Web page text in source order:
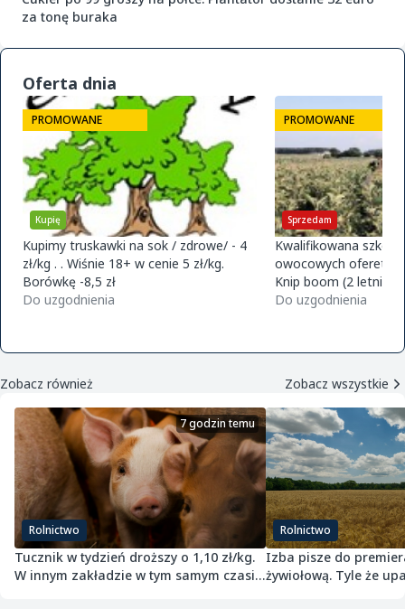
za tonę buraka
Oferta dnia
Kupię
PROMOWANE
Kupimy truskawki na sok / zdrowe/ - 4
zł/kg . . Wiśnie 18+ w cenie 5 zł/kg.
Borówkę -8,5 zł
Do uzgodnienia
Sprzedam
PROMOWANE
Kwalifikowana
owocowych ofereta
Knip boom (2 letnie)
golden m9 -jeronimo
Do uzgodnienia
Zobacz również Zobacz wszystkie
Rolnictwo
7 godzin temu
Tucznik w tydzień droższy o 1,10 zł/kg.
W innym zakładzie w tym samym czasie
Rolnictwo
Izba pisze do
żywiołową. Tyle że